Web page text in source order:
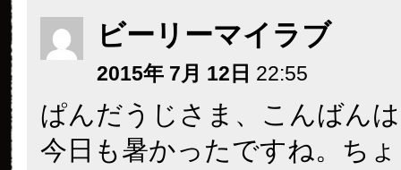
ビーリーマイラブ
2015年 7月 12日 22:55
ぱんだうじさま、こんばん
今日も暑かったですね。ち